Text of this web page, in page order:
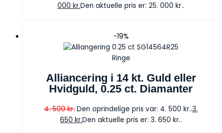
000 kr.Den aktuelle pris er: 25. 000 kr..
-19%
Ringe
Alliancering i 14 kt. Guld eller
Hvidguld, 0.25 ct. Diamanter
4. 500kr. Den oprindelige pris var: 4. 500 kr..3.
650 kr.Den aktuelle pris er: 3. 650 kr..